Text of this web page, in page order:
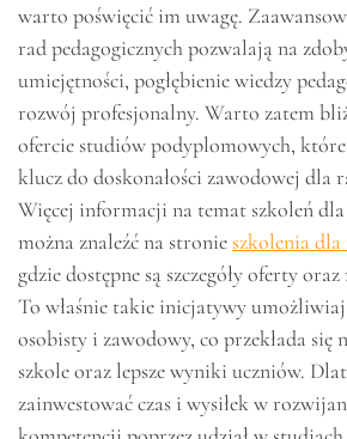
warto poświęcić im uwagę.
rad pedagogicznych pozwalają na
umiejętności, pogłębienie wiedzy
rozwój profesjonalny. Warto zatem
ofercie studiów podyplomowych,
klucz do doskonałości zawodowej dla
Więcej informacji na temat szkoleń
można znaleźć na stronieszkolenia dla
gdzie dostępne są szczegóły oferty
To właśnie takie inicjatywy
osobisty i zawodowy, co przekłada się
szkole oraz lepsze wyniki uczniów.
zainwestować czas i wysiłek w